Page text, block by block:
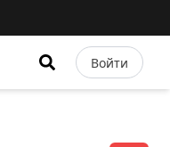
Войти